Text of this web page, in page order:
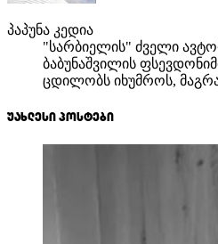
პაპუნა კედია
"სარბიელის" ძველი
ბაბუნაშვილის
ცდილობს იხუმროს,
უახლესი პოსტები